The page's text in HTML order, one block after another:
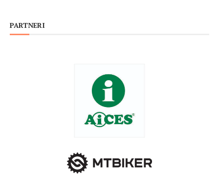
PARTNERI